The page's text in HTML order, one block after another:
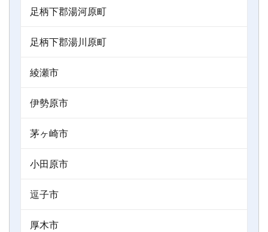
足柄下郡湯河原町
足柄下郡湯川原町
綾瀬市
伊勢原市
茅ヶ崎市
小田原市
逗子市
厚木市